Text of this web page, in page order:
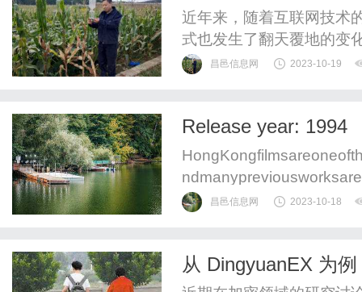
近年来，随着互联网技术
式也发生了翻天覆地的变
于多样化、个性化的需求
电视剧的观众。不论是热
昌邑信息网 2023-10-19
Release year: 1994
昌邑信息网 2023-10-18
从 DingyuanEX 为